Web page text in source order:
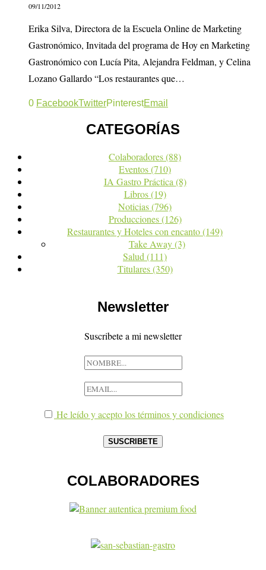
09/11/2012
Erika Silva, Directora de la Escuela Online de Marketing
Gastronómico, Invitada del programa de Hoy en Marketing
Gastronómico con Lucía Pita, Alejandra Feldman, y Celina
Lozano Gallardo “Los restaurantes que…
0 FacebookTwitterPinterestEmail
CATEGORÍAS
Colaboradores(88)
Eventos(710)
IA Gastro Práctica (8)
Libros(19)
Noticias(796)
Producciones(126)
Restaurantes y Hoteles con encanto(149)
Take Away(3)
Salud (111)
Titulares(350)
Newsletter
Suscribete a mi newsletter
He leído y acepto los términos y condiciones
COLABORADORES